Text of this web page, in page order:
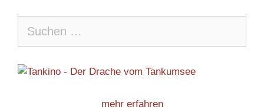
nach:
mehr erfahren